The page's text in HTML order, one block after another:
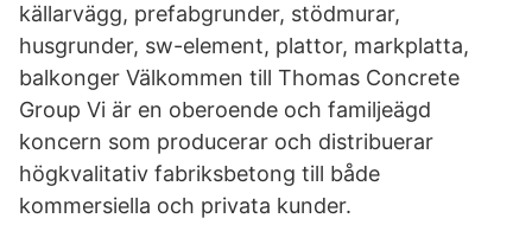
källarvägg, prefabgrunder, stödmurar,
husgrunder, sw-element, plattor, markplatta,
balkonger Välkommen till Thomas Concrete
Group Vi är en oberoende och familjeägd
koncern som producerar och distribuerar
högkvalitativ fabriksbetong till både
kommersiella och privata kunder.